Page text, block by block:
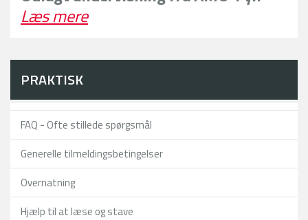
Læs mere
PRAKTISK
FAQ - Ofte stillede spørgsmål
Generelle tilmeldingsbetingelser
Overnatning
Hjælp til at læse og stave